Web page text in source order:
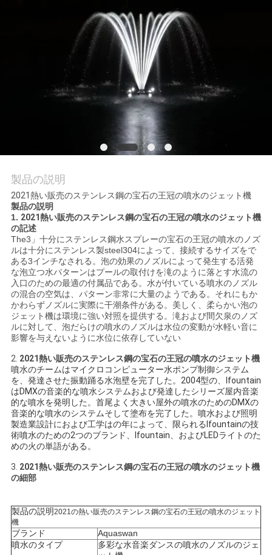
絡
し
な
さ
い
引
用
を
要
求
し
な
さ
NEWS
製品の説明
2021熱い販売のステンレス鋼の宝石の王冠の噴水のジェット機
製品の説明
1. 2021熱い販売のステンレス鋼の宝石の王冠の噴水のジェット機
の記述
The3 」十分にステンレス鋼水スプレーの宝石の王冠の噴水のノズ
ルは十分にステンレス製steel304によって、接続するサイズをで
ある3インチなされる。泡の効果のノズルによって発生する活発
な泡立つ水パターンはプールの取付けを滝のように落とす水流の
入口のための最適の付属品である。水が付いている噴水のノズル
の混合の空気は、パターン非常に大量のようである。それにもか
かわらずノズルに実際に干潮条件がある。美しく、柔らかい泡の
ジェット機は環境に強い対照を提供する。滝および間欠泉のノズ
ルに対して、泡だらけの噴水のノズルは水位の変動が水軽い音に
影響を与えないように水位に依存していない
2. 2021熱い販売のステンレス鋼の宝石の王冠の噴水のジェット機
噴水のチームはマイクロコンピューター水ポンプ制御システム
を、発達させた振動踊る水泡壁を完了した。2004型の、Ifountain
はDMXの音楽的な噴水システムおよび発達したシリーズ屋内音楽
的な噴水を発明した。首尾よく大きい屋外の噴水のためのDMXの
音楽的な噴水のシステムそして塗布を完了した。噴水および照明
製造業設計におよび工学はの年によって、限られるIfountainの技
術噴水のための2つのブランド、Ifountain、およびLEDライトのた
めの火の単語がある。
3. 2021熱い販売のステンレス鋼の宝石の王冠の噴水のジェット機
の細部
製品の説明2021の熱い販売のステンレス鋼の宝石の王冠の噴水のジェット
機
ブランド
Aquaswan
噴水のタイプ
多彩な水音楽ダンスの噴水のノズルのジェ